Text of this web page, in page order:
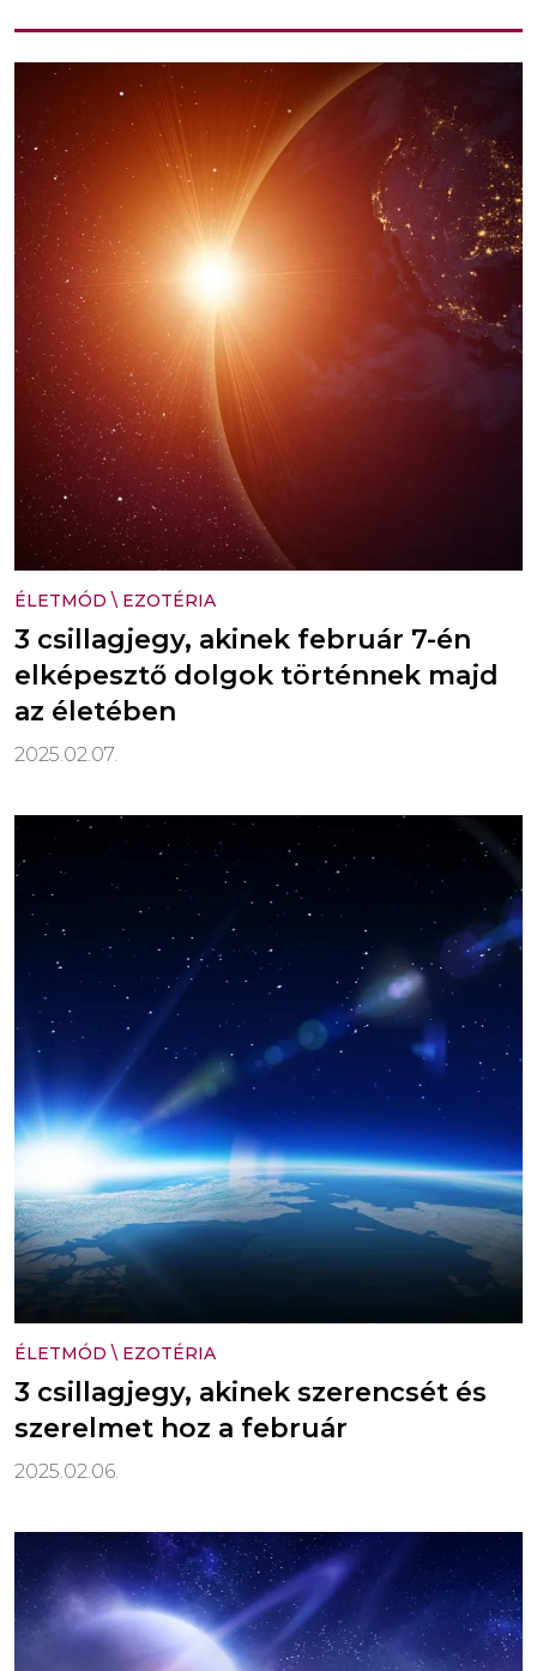
ÉLETMÓD \ EZOTÉRIA
3 csillagjegy, akinek február 7-én
elképesztő dolgok történnek majd
az életében
2025.02.07.
ÉLETMÓD \ EZOTÉRIA
3 csillagjegy, akinek szerencsét és
szerelmet hoz a február
2025.02.06.